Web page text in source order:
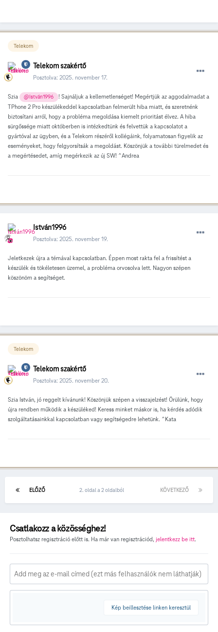
Telekom
Telekom szakértő
Posztolva: 2025. november 17.
Szia @István1996
! Sajnáljuk a kellemetlenséget! Megértjük az aggodalmadat a
TPhone 2 Pro készülékeddel kapcsolatban felmerült hiba miatt, és szeretnénk
biztosítani arról, hogy a probléma megoldása kiemelt prioritást élvez. A hiba
sürgőssége miatt októberben is intézkedtünk és felvettük a kapcsolatot a
gyártóval az ügyben, és a Telekom részéről kollégáink, folyamatosan figyelik az
eseményeket, hogy felgyorsítsák a megoldást. Köszönjük a további türelmedet és
a megértésedet, amíg megérkezik az új SW! ^Andrea
István1996
Posztolva: 2025. november 19.
Jeletkezek újra a témával kapcsolatban. Éppen most rakta fel a frissítést a
készülék és tökéletesen üzemel, a probléma orvosolva lett. Nagyon szépen
köszönöm a segítséget.
Telekom
Telekom szakértő
Posztolva: 2025. november 20.
Szia István, jó reggelt kívánunk! Köszönjük szépen a visszajelzést! Örülünk, hogy
újra rendben működik a készüléked! Keress minket máskor is, ha kérdés adódik
szolgáltatásainkkal kapcsolatban vagy segítségedre lehetünk. ^Kata
ELŐZŐ KÖVETKEZŐ
2. oldal a 2 oldalból
Csatlakozz a közösséghez!
Posztolhatsz regisztráció előtt is. Ha már van regisztrációd, jelentkezz be itt.
Kép beillesztése linken keresztül